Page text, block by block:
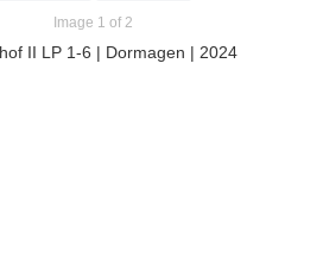
Image 1 of 2
II LP 1-6 | Dormagen | 2024